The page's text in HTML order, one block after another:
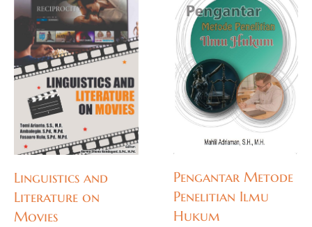
Linguistics and
Literature on
Movies
Pengantar Metode
Penelitian Ilmu
Hukum